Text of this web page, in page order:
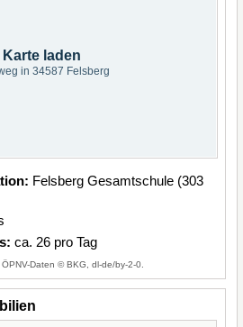
Karte laden
in 34587 Felsberg
Felsberg Gesamtschule (303
ca. 26 pro Tag
, ÖPNV-Daten © BKG, dl-de/by-2-0.